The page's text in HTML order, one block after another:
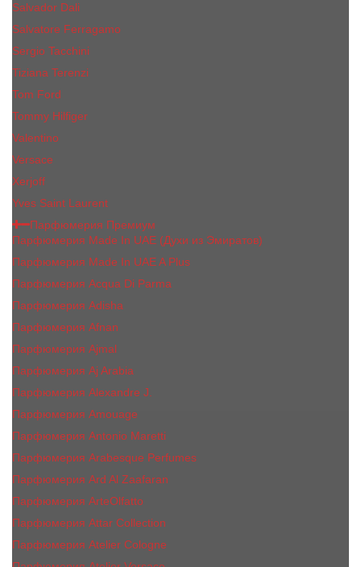
Salvador Dali
Salvatore Ferragamo
Sergio Tacchini
Tiziana Terenzi
Tom Ford
Tommy Hilfiger
Valentino
Versace
Xerjoff
Yves Saint Laurent
Парфюмерия Премиум
Парфюмерия Made In UAE (Духи из Эмиратов)
Парфюмерия Made In UAE A Plus
Парфюмерия Acqua Di Parma
Парфюмерия Adisha
Парфюмерия Afnan
Парфюмерия Ajmal
Парфюмерия Aj Arabia
Парфюмерия Alexandre J.
Парфюмерия Amouage
Парфюмерия Antonio Maretti
Парфюмерия Arabesque Perfumes
Парфюмерия Ard Al Zaafaran
Парфюмерия ArteOlfatto
Парфюмерия Attar Collection
Парфюмерия Atelier Cologne